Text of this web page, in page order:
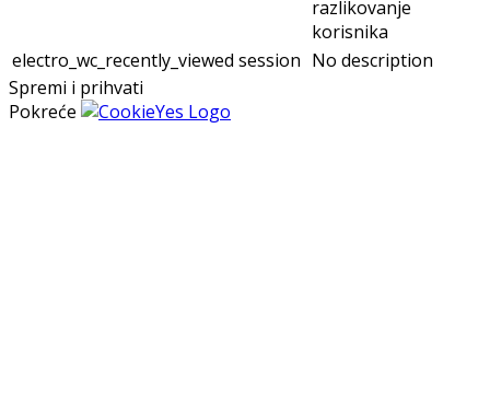
razlikovanje
korisnika
electro_wc_recently_viewed session No description
Spremi i prihvati
Pokreće